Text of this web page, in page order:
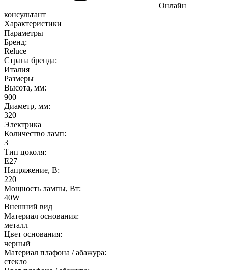
Онлайн
консультант
Характеристики
Параметры
Бренд:
Reluce
Страна бренда:
Италия
Размеры
Высота, мм:
900
Диаметр, мм:
320
Электрика
Количество ламп:
3
Тип цоколя:
E27
Напряжение, В:
220
Мощность лампы, Вт:
40W
Внешний вид
Материал основания:
металл
Цвет основания:
черный
Материал плафона / абажура:
стекло